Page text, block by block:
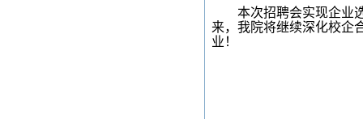
本次招聘会实现企业
来，我院将继续深化校企
业 ！